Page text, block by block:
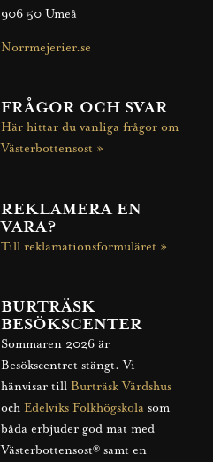
906 50 Umeå
Norrmejerier.se
FRÅGOR OCH SVAR
Här hittar du vanliga frågor om
Västerbottensost »
REKLAMERA EN
VARA?
Till reklamationsformuläret »
BURTRÄSK
BESÖKSCENTER
Sommaren 2026 är
Besökscentret stängt. Vi
hänvisar till Burträsk Värdshus
och Edelviks Folkhögskola som
båda erbjuder god mat med
Västerbottensost® samt en